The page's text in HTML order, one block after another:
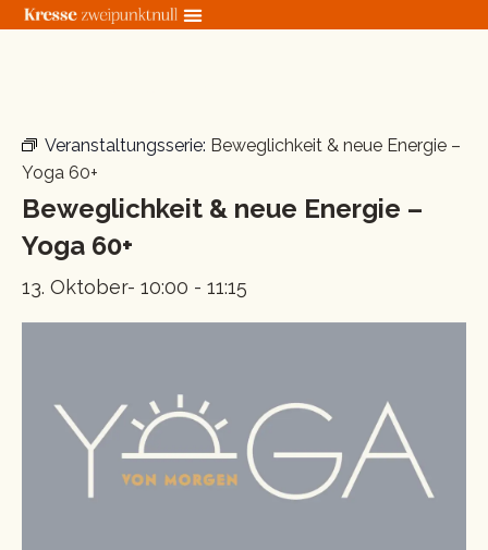
Zum
Veranstaltungsserie: Beweglichkeit & neue Energie –
Yoga 60+
Beweglichkeit & neue Energie –
Yoga 60+
13. Oktober- 10:00 - 11:15